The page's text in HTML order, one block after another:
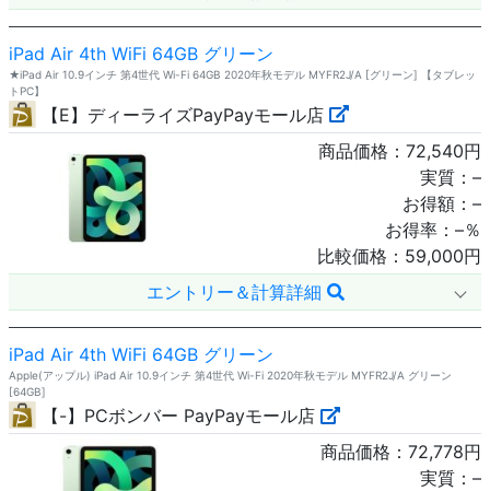
iPad Air 4th WiFi 64GB グリーン
★iPad Air 10.9インチ 第4世代 Wi-Fi 64GB 2020年秋モデル MYFR2J/A [グリーン] 【タブレッ
トPC】
【E】ディーライズPayPayモール店
商品価格： 72,540円
実質： –
お得額： –
お得率： –％
比較価格： 59,000円
エントリー＆計算詳細
iPad Air 4th WiFi 64GB グリーン
Apple(アップル) iPad Air 10.9インチ 第4世代 Wi-Fi 2020年秋モデル MYFR2J/A グリーン
[64GB]
【-】PCボンバー PayPayモール店
商品価格： 72,778円
実質： –